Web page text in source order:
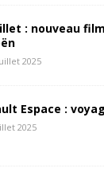
: nouveau
2025
Espace :
2025